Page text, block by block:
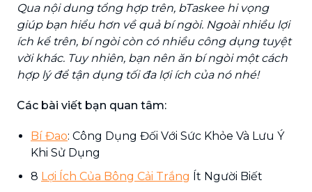
Qua nội dung tổng hợp trên, bTaskee hi vọng
giúp bạn hiểu hơn về quả bí ngòi. Ngoài nhiều lợi
ích kể trên, bí ngòi còn có nhiều công dụng tuyệt
vời khác. Tuy nhiên, bạn nên ăn bí ngòi một cách
hợp lý để tận dụng tối đa lợi ích của nó nhé!
Các bài viết bạn quan tâm:
Bí Đao: Công Dụng Đối Với Sức Khỏe Và Lưu Ý
Khi Sử Dụng
8 Lợi Ích Của Bông Cải Trắng Ít Người Biết